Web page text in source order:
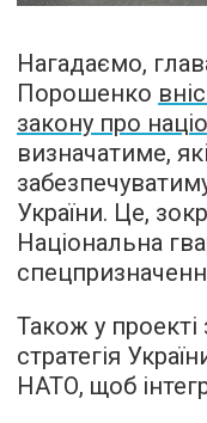
Нагадаємо,
Порошенко
закону про
визначатиме,
України. Це,
Національна
Також у
стратегія
НАТО, щоб